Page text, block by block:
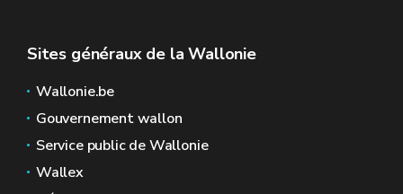
Sites généraux de la Wallonie
Wallonie.be
Gouvernement wallon
Service public de Wallonie
Wallex